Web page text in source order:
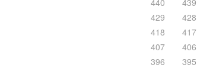
440
439
429
428
418
417
407
406
396
395